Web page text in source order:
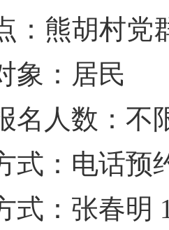
熊胡村党
象：居民
名人数：不
式：电话预
式：张春明